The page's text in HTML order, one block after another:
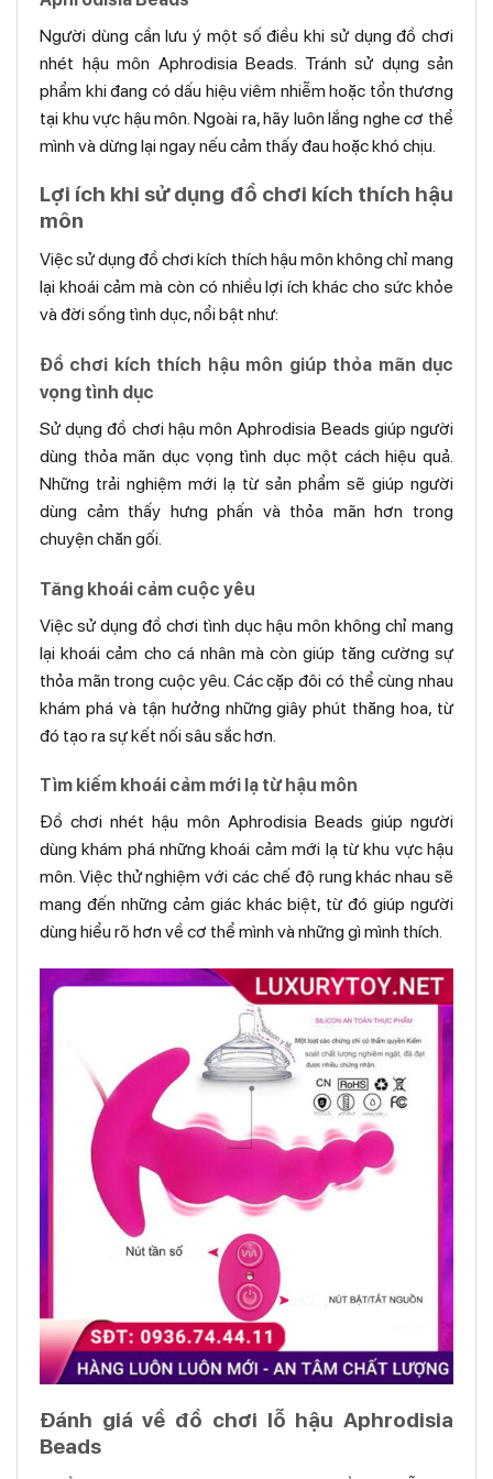
Người dùng cần lưu ý một số điều khi sử dụng đồ chơi
nhét hậu môn Aphrodisia Beads. Tránh sử dụng sản
phẩm khi đang có dấu hiệu viêm nhiễm hoặc tổn thương
tại khu vực hậu môn. Ngoài ra, hãy luôn lắng nghe cơ thể
mình và dừng lại ngay nếu cảm thấy đau hoặc khó chịu.
Lợi ích khi sử dụng đồ chơi kích thích hậu
môn
Việc sử dụng đồ chơi kích thích hậu môn không chỉ mang
lại khoái cảm mà còn có nhiều lợi ích khác cho sức khỏe
và đời sống tình dục, nổi bật như:
Đồ chơi kích thích hậu môn giúp thỏa mãn dục
vọng tình dục
Sử dụng đồ chơi hậu môn Aphrodisia Beads giúp người
dùng thỏa mãn dục vọng tình dục một cách hiệu quả.
Những trải nghiệm mới lạ từ sản phẩm sẽ giúp người
dùng cảm thấy hưng phấn và thỏa mãn hơn trong
chuyện chăn gối.
Tăng khoái cảm cuộc yêu
Việc sử dụng đồ chơi tình dục hậu môn không chỉ mang
lại khoái cảm cho cá nhân mà còn giúp tăng cường sự
thỏa mãn trong cuộc yêu. Các cặp đôi có thể cùng nhau
khám phá và tận hưởng những giây phút thăng hoa, từ
đó tạo ra sự kết nối sâu sắc hơn.
Tìm kiếm khoái cảm mới lạ từ hậu môn
Đồ chơi nhét hậu môn Aphrodisia Beads giúp người
dùng khám phá những khoái cảm mới lạ từ khu vực hậu
môn. Việc thử nghiệm với các chế độ rung khác nhau sẽ
mang đến những cảm giác khác biệt, từ đó giúp người
dùng hiểu rõ hơn về cơ thể mình và những gì mình thích.
Đánh giá về đồ chơi lỗ hậu Aphrodisia
Beads